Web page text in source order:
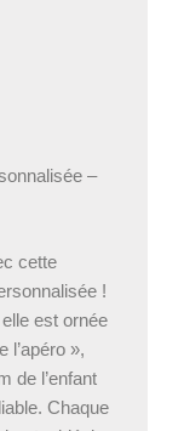
–
cette
!
est ornée
l’apéro »,
de l’enfant
Chaque